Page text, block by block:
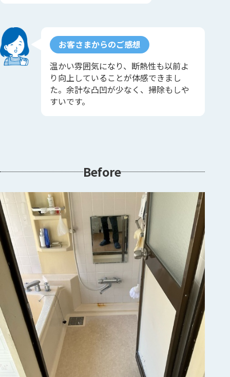
お客さまからのご感想
温かい雰囲気になり、断熱性も以前よ
り向上していることが体感できまし
た。余計な凸凹が少なく、掃除もしや
すいです。
Before